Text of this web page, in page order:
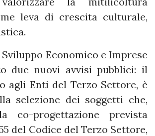
leva di crescita culturale,
Economico e Imprese
due nuovi avvisi pubblici: il
agli Enti del Terzo Settore, è
selezione dei soggetti che,
co-progettazione prevista
del Codice del Terzo Settore,